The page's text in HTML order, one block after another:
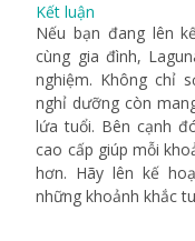
Kết luận
Nếu bạn đang lên
cùng gia đình,
nghiệm. Không chỉ
nghỉ dưỡng còn
lứa tuổi. Bên cạnh
cao cấp giúp mỗi
hơn. Hãy lên kế
những khoảnh khắc